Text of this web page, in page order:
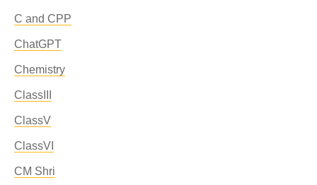
C and CPP
ChatGPT
Chemistry
ClassIII
ClassV
ClassVI
CM Shri